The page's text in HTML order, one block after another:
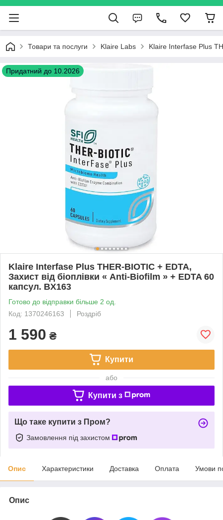
Товари та послуги Klaire Labs Klaire Interfase Plus
Придатний до 10.2026
Klaire Interfase Plus THER-BIOTIC + EDTA,
Захист від біоплівки « Anti-Biofilm » + EDTA 60
капсул. BX163
Готово до відправки більше 2 од.
Код: 1370246163
Роздріб
1 590 ₴
Купити
або
Купити з
Що таке купити з Пром?
Замовлення під захистом
Опис Характеристики Доставка Оплата Умови
Опис